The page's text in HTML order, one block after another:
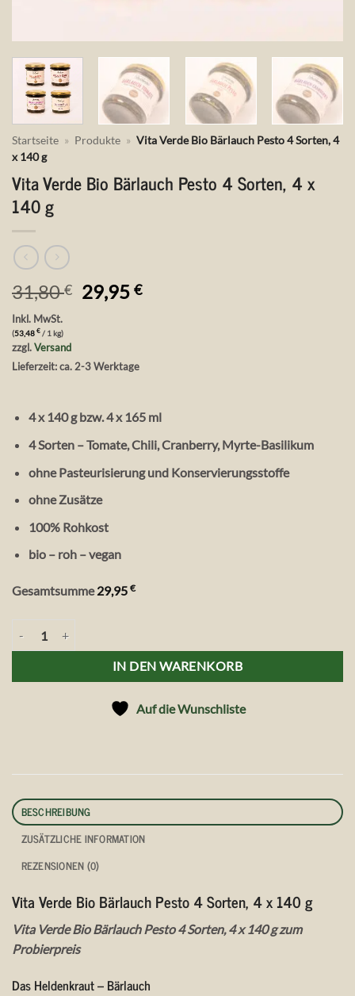
Startseite » Produkte » Vita Verde Bio Bärlauch Pesto 4 Sorten, 4
x 140 g
Vita Verde Bio Bärlauch Pesto 4 Sorten, 4 x
140 g
31,80€ Ursprünglicher
Preis
29,95€Aktueller
Inkl. MwSt.
(53,48 € / 1 kg)
zzgl.Versand
Lieferzeit: ca. 2-3 Werktage
4 x 140 g bzw. 4 x 165 ml
4 Sorten – Tomate, Chili, Cranberry, Myrte-Basilikum
ohne Pasteurisierung und Konservierungsstoffe
ohne Zusätze
100% Rohkost
bio – roh – vegan
Gesamtsumme 29,95 €
IN DEN WARENKORB
Auf die Wunschliste
BESCHREIBUNG
ZUSÄTZLICHE INFORMATION
REZENSIONEN (0)
Vita Verde Bio Bärlauch Pesto 4 Sorten, 4 x 140 g
Vita Verde Bio Bärlauch Pesto 4 Sorten, 4 x 140 g zum
Probierpreis
Das Heldenkraut – Bärlauch